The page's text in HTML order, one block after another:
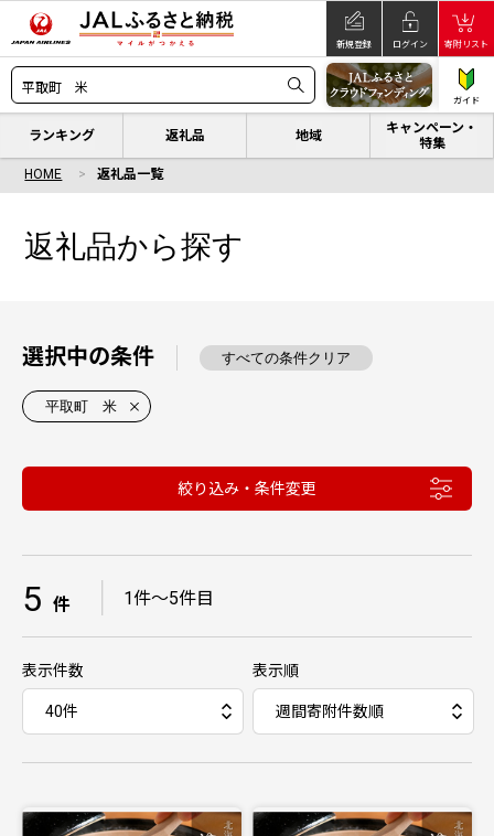
新規登録 ログイン 寄附リスト
ガイド
ランキング 返礼品 地域
キャンペーン・
特集
HOME 返礼品一覧
返礼品から探す
選択中の条件 すべての条件クリア
平取町 米
絞り込み・条件変更
5 件 1件〜5件目
表示件数 表示順